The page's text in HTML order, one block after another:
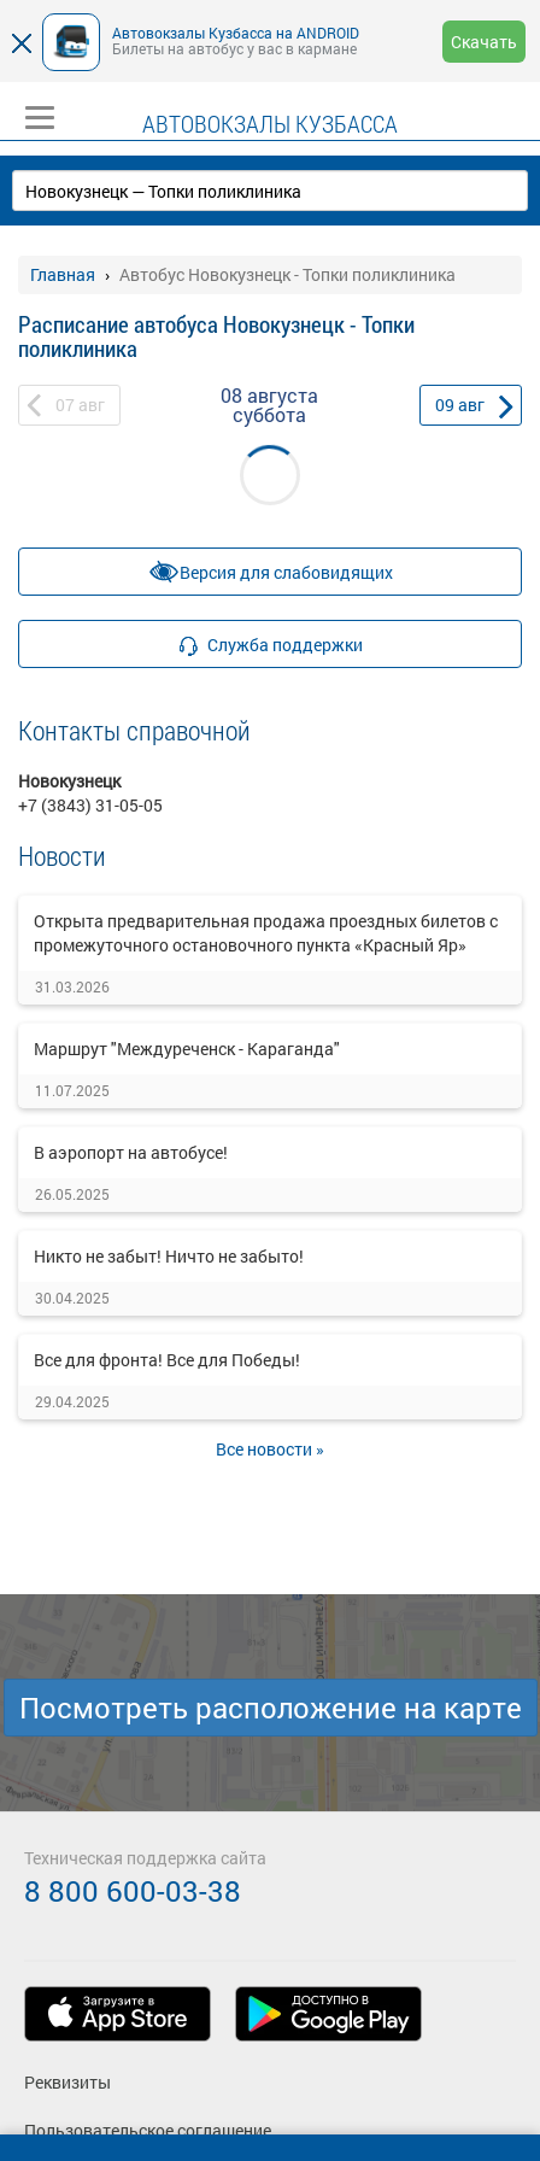
Автовокзалы Кузбасса на ANDROID
Билеты на автобус у вас в кармане
Скачать
АВТОВОКЗАЛЫ КУЗБАССА
Главная Автобус Новокузнецк - Топки поликлиника
Расписание автобуса Новокузнецк - Топки
поликлиника
07 авг 08 августа
суббота 09 авг
Версия для слабовидящих
Служба поддержки
Контакты справочной
Новокузнецк
+7 (3843) 31-05-05
Новости
Открыта предварительная продажа проездных билетов с
промежуточного остановочного пункта «Красный Яр»
31.03.2026
Маршрут "Междуреченск - Караганда"
11.07.2025
В аэропорт на автобусе!
26.05.2025
Никто не забыт! Ничто не забыто!
30.04.2025
Все для фронта! Все для Победы!
29.04.2025
Все новости »
Посмотреть расположение на карте
Реквизиты
Пользовательское соглашение
Техническая поддержка сайта
8 800 600-03-38